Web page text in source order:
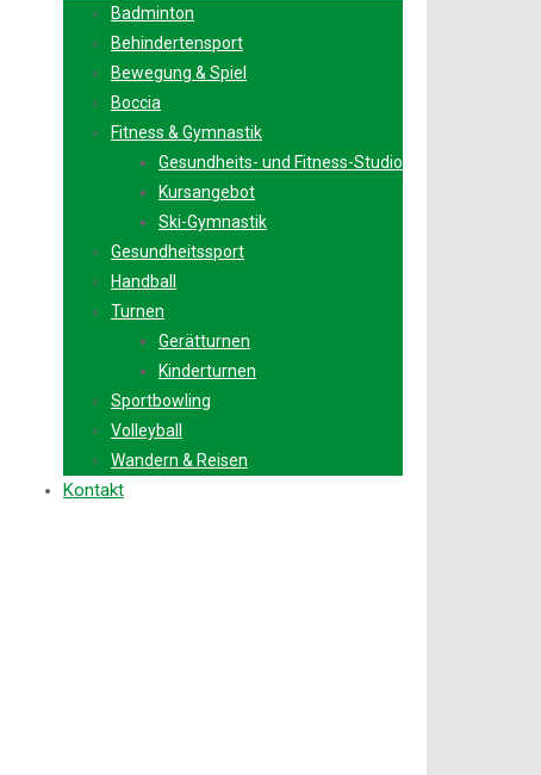
Badminton
Behindertensport
Bewegung & Spiel
Boccia
Fitness & Gymnastik
Gesundheits- und Fitness-Studio
Kursangebot
Ski-Gymnastik
Gesundheitssport
Handball
Turnen
Gerätturnen
Kinderturnen
Sportbowling
Volleyball
Wandern & Reisen
Kontakt